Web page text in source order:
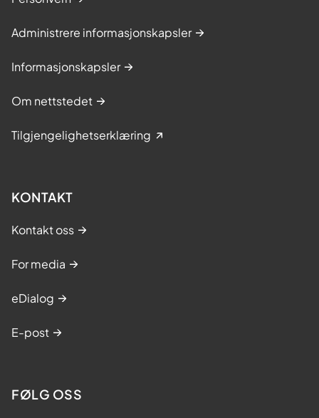
Administrere informasjonskapsler
Informasjonskapsler
Om nettstedet
Tilgjengelighetserklæring
KONTAKT
Kontakt oss
For media
eDialog
E-post
FØLG OSS